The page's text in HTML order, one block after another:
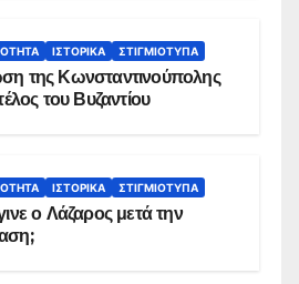
ΙΣΤΟΡΙΚΆ ΣΤΙΓΜΙΌΤΥΠΑ
της Κωνσταντινούπολης
του Βυζαντίου
ΙΣΤΟΡΙΚΆ ΣΤΙΓΜΙΌΤΥΠΑ
ο Λάζαρος μετά την